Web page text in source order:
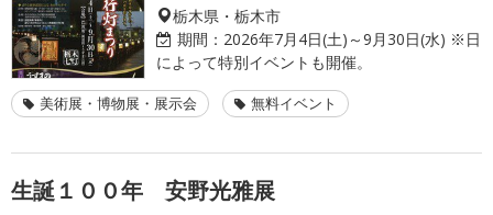
栃木県・栃木市
期間： 2026年7月4日(土)～9月30日(水) ※日
によって特別イベントも開催。
美術展・博物展・展示会 無料イベント
生誕１００年 安野光雅展